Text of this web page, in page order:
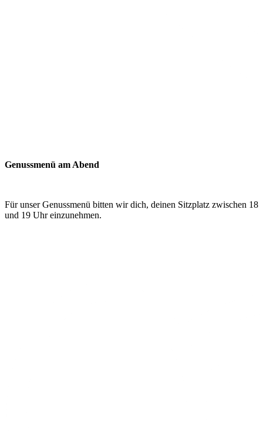
Genussmenü am Abend
Für unser Genussmenü bitten wir dich, deinen Sitzplatz zwischen 18
und 19 Uhr einzunehmen.